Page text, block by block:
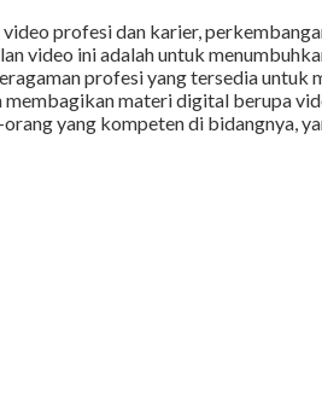
profesi dan karier,
video ini adalah untuk
profesi yang tersedia untuk
materi digital berupa
yang kompeten di bidangnya,